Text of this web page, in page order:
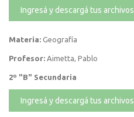
Ingresá y descargá tus archivos
Materia: Geografía
Profesor: Aimetta, Pablo
2º "B" Secundaria
Ingresá y descargá tus archivos